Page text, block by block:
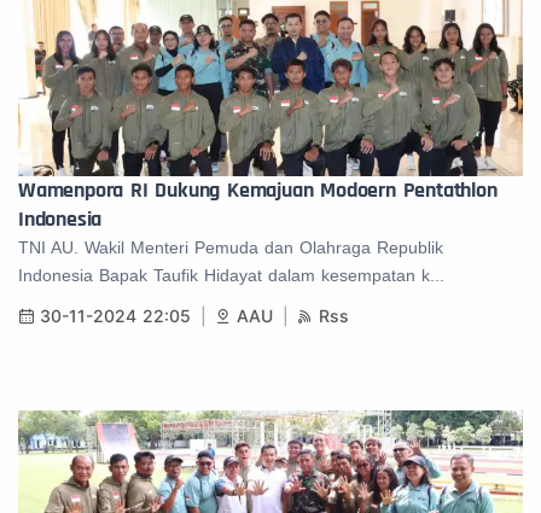
Wamenpora RI Dukung Kemajuan Modoern Pentathlon
Indonesia
TNI AU. Wakil Menteri Pemuda dan Olahraga Republik
Indonesia Bapak Taufik Hidayat dalam kesempatan k...
30-11-2024 22:05 AAU Rss